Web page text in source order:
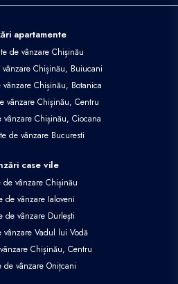
apartamente
de vânzare Chișinău
vânzare Chișinău, Buiucani
vânzare Chișinău, Botanica
vânzare Chișinău, Centru
vânzare Chișinău, Ciocana
de vânzare Bucuresti
case vile
de vânzare Chișinău
de vânzare Ialoveni
de vânzare Durlești
vânzare Vadul lui Vodă
Chișinău, Centru
de vânzare Onițcani